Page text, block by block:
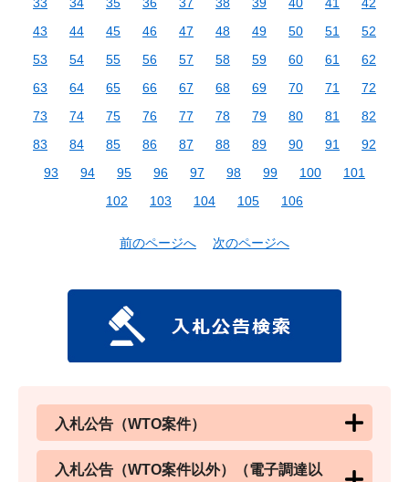
43
44 45 46 47 48 49 50 51
52
53
54 55 56 57 58 59 60 61
62
63
64 65 66 67 68 69 70 71
72
73
74 75 76 77 78 79 80 81
82
83
84 85 86 87 88 89 90 91
92
93
94 95 96 97 98 99 100
101
102
103 104 105 106
前のページへ 次のページへ
入札公告（WTO案件）
入札公告（WTO案件以外）（電子調達以